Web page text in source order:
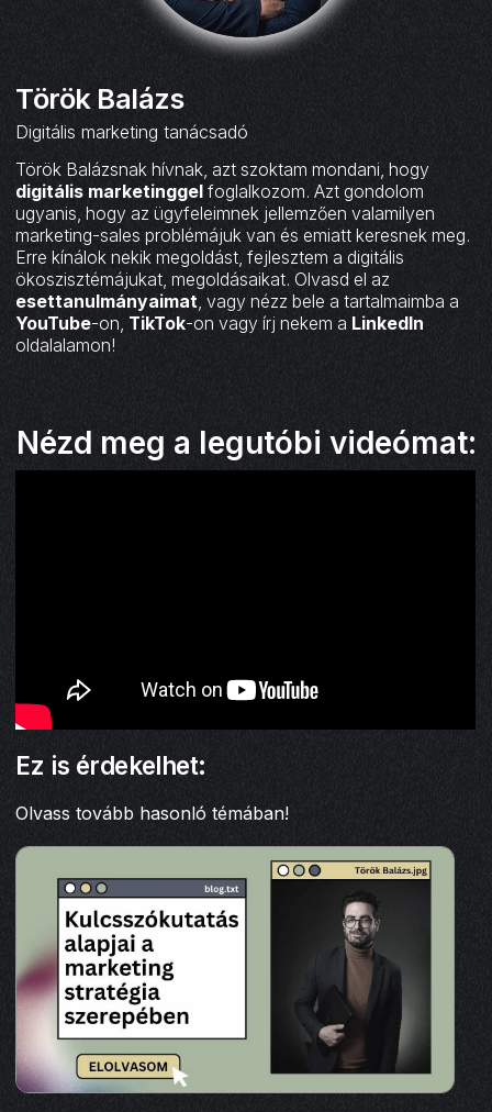
Török Balázs
Digitális marketing tanácsadó
Török Balázsnak hívnak, azt szoktam mondani, hogy
digitális marketinggel foglalkozom. Azt gondolom
ugyanis, hogy az ügyfeleimnek jellemzően valamilyen
marketing-sales problémájuk van és emiatt keresnek meg.
Erre kínálok nekik megoldást, fejlesztem a digitális
ökoszisztémájukat, megoldásaikat. Olvasd el az
esettanulmányaimat , vagy nézz bele a tartalmaimba a
YouTube-on, TikTok-on vagy írj nekem a LinkedIn
oldalalamon!
Nézd meg a legutóbi videómat:
Ez is érdekelhet:
Olvass tovább hasonló témában!